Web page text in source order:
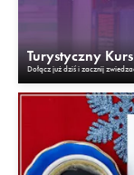
Turystyczny
Dołącz już dziś i zacznij